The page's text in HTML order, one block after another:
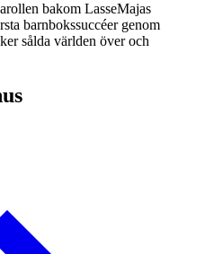
bakom LasseMajas
barnbokssuccéer genom
sålda världen över och